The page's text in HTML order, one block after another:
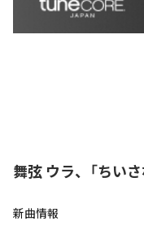
舞弦 ウラ、「ちい
新曲情報